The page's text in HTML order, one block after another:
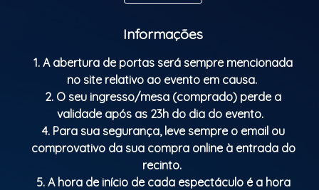
Informações
1. A abertura de portas será sempre mencionada
no site relativo ao evento em causa.
2. O seu ingresso/mesa (comprado) perde a
validade após as 23h do dia do evento.
4. Para sua segurança, leve sempre o email ou
comprovativo da sua compra online à entrada do
recinto.
5. A hora de início de cada espectáculo é a hora